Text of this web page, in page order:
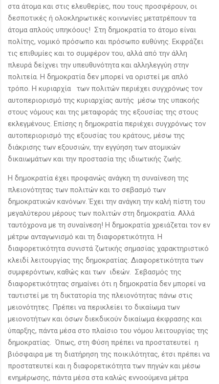
στα άτομα και στις ελευθερίες, που τους προσφέρουν, οι
δεσποτικές ή ολοκληρωτικές κοινωνίες μετατρέπουν τα
άτομα απλούς υπηκόους! Στη δημοκρατία το άτομο είναι
πολίτης, νομικό πρόσωπο και πρόσωπο ευθύνης. Εκφράζει
τις επιθυμίες και το συμφέρον του, αλλά από την άλλη
πλευρά δείχνει την υπευθυνότητα και αλληλεγγύη στην
πολιτεία. Η δημοκρατία δεν μπορεί να οριστεί με απλό
τρόπο. Η κυριαρχία των πολιτών περιέχει συγχρόνως τον
αυτοπεριορισμό της κυριαρχίας αυτής μέσω της υπακοής
στους νόμους και της μεταφοράς της εξουσίας της στους
εκλεγμένους. Επίσης η δημοκρατία περιέχει συγχρόνως τον
αυτοπεριορισμό της εξουσίας του κράτους, μέσω της
διάκρισης των εξουσιών, την εγγύηση των ατομικών
δικαιωμάτων και την προστασία της ιδιωτικής ζωής.
Η δημοκρατία έχει προφανώς ανάγκη τη συναίνεση της
πλειονότητας των πολιτών και το σεβασμό των
δημοκρατικών κανόνων. Έχει την ανάγκη την καλή πίστη του
μεγαλύτερου μέρους των πολιτών στη δημοκρατία. Αλλά
ταυτόχρονα με τη συναίνεση! Η δημοκρατία χρειάζεται τον εν
μέτρω ανταγωνισμό και τη διαφορετικότητα. Η
διαφορετικότητα συνιστά ζωτικής σημασίας χαρακτηριστικό
κλειδί λειτουργίας της δημοκρατίας. Διαφορετικότητα των
συμφερόντων, καθώς και των ιδεών. Σεβασμός της
διαφορετικότητας σημαίνει ότι η δημοκρατία δεν μπορεί να
ταυτιστεί με τη δικτατορία της πλειονότητας πάνω στις
μειονότητες. Πρέπει να περικλείει το δικαίωμα των
μειονοτήτων και όσων διεκδικούν δικαίωμα έκφρασης και
ύπαρξης, πάντα μέσα στο πλαίσιο του νόμου λειτουργίας της
δημοκρατίας. Όπως, στη Φύση πρέπει να προστατευτεί η
βιόσφαιρα με τη διατήρηση της ποικιλότητας, έτσι πρέπει να
προστατευτεί και η διαφορετικότητα των πηγών και μέσω
ενημέρωσης, πάντα μέσα στα καλώς εννοούμενα μέτρα